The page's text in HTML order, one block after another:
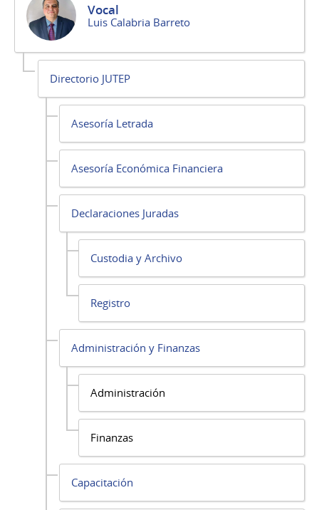
Vocal
Luis Calabria Barreto
Directorio JUTEP
Asesoría Letrada
Asesoría Económica Financiera
Declaraciones Juradas
Custodia y Archivo
Registro
Administración y Finanzas
Administración
Finanzas
Capacitación